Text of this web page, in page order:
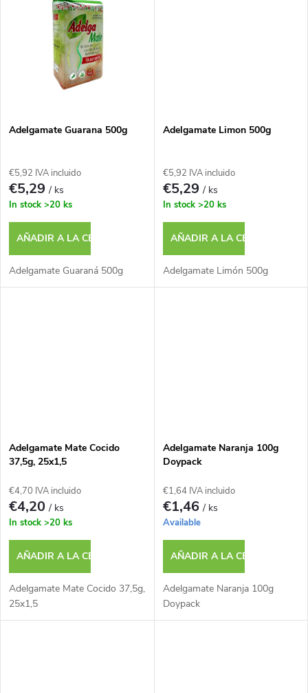
p
o
d
u
c
o
s
Adelgamate Guarana 500g
€5,92 IVA incluido
€5,29/ ks
In stock >20 ks
AÑADIR A LA CESTA
Adelgamate Guaraná 500g
Adelgamate Limon 500g
€5,92 IVA incluido
€5,29/ ks
In stock >20 ks
AÑADIR A LA CESTA
Adelgamate Limón 500g
Adelgamate Mate Cocido
37,5g, 25x1,5
€4,70 IVA incluido
€4,20/ ks
In stock >20 ks
AÑADIR A LA CESTA
Adelgamate Mate Cocido 37,5g,
25x1,5
Adelgamate Naranja 100g
Doypack
€1,64 IVA incluido
€1,46/ ks
Available
AÑADIR A LA CESTA
Adelgamate Naranja 100g
Doypack